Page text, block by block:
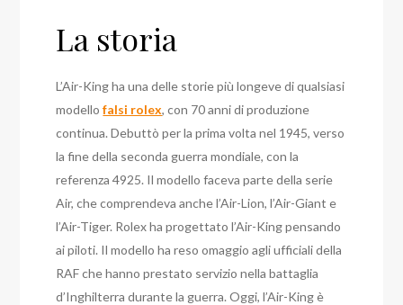
La storia
L’Air-King ha una delle storie più longeve di qualsiasi
modellofalsi rolex, con 70 anni di produzione
continua. Debuttò per la prima volta nel 1945, verso
la fine della seconda guerra mondiale, con la
referenza 4925. Il modello faceva parte della serie
Air, che comprendeva anche l’Air-Lion, l’Air-Giant e
l’Air-Tiger. Rolex ha progettato l’Air-King pensando
ai piloti. Il modello ha reso omaggio agli ufficiali della
RAF che hanno prestato servizio nella battaglia
d’Inghilterra durante la guerra. Oggi, l’Air-King è